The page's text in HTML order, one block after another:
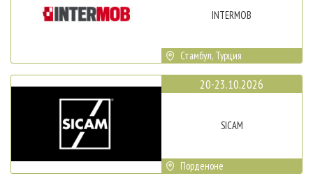
INTERMOB
Стамбул, Турция
20-23.10.2026
SICAM
Порденоне